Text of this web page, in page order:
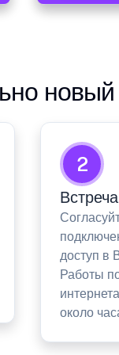
новый
2
доступ в
Работы
около